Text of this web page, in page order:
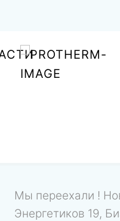
Мы переехали !
Энергетиков 19,